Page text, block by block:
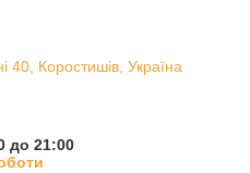
40, Коростишів, Україна
до 21:00